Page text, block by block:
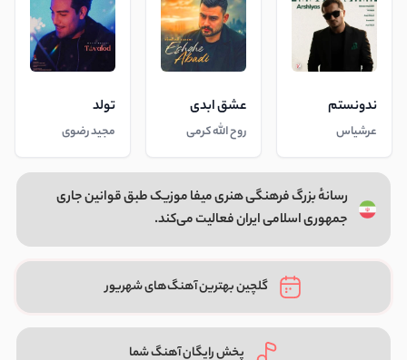
ندونستم
عرشیاس
عشق ابدی
روح الله کرمی
تولد
مجید رضوی
رسانهٔ بزرگ فرهنگی هنری میفا موزیک طبق قوانین جاری
جمهوری اسلامی ایران فعالیت می‌کند.
گلچین بهترین آهنگ‌های شهریور
پخش رایگان آهنگ شما